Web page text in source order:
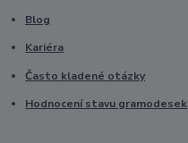
Blog
Kariéra
Často kladené otázky
Hodnocení stavu gramodesek